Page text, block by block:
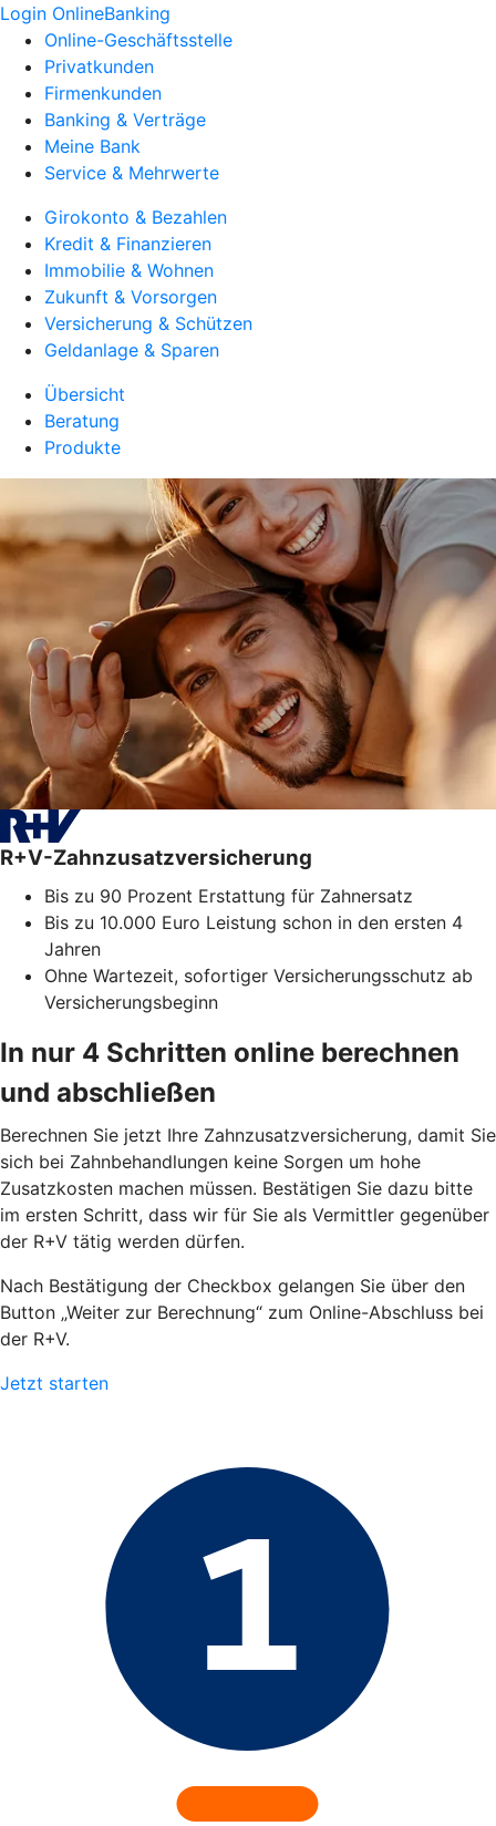
Login OnlineBanking
Online-Geschäftsstelle
Privatkunden
Firmenkunden
Banking & Verträge
Meine Bank
Service & Mehrwerte
Girokonto & Bezahlen
Kredit & Finanzieren
Immobilie & Wohnen
Zukunft & Vorsorgen
Versicherung & Schützen
Geldanlage & Sparen
Übersicht
Beratung
Produkte
R+V-Zahnzusatzversicherung
Bis zu 90 Prozent Erstattung für Zahnersatz
Bis zu 10.000 Euro Leistung schon in den ersten 4
Jahren
Ohne Wartezeit, sofortiger Versicherungsschutz ab
Versicherungsbeginn
In nur 4 Schritten online berechnen
und abschließen
Berechnen Sie jetzt Ihre Zahnzusatzversicherung, damit Sie
sich bei Zahnbehandlungen keine Sorgen um hohe
Zusatzkosten machen müssen. Bestätigen Sie dazu bitte
im ersten Schritt, dass wir für Sie als Vermittler gegenüber
der R+V tätig werden dürfen.
Nach Bestätigung der Checkbox gelangen Sie über den
Button „Weiter zur Berechnung“ zum Online-Abschluss bei
der R+V.
Jetzt starten